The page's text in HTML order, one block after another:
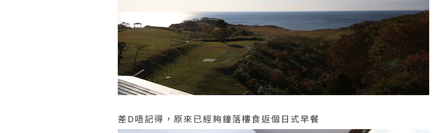
差D唔記得，原來已經夠鐘落樓食返個日式早餐